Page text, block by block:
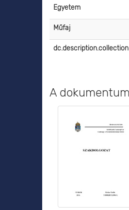
Egyetem
Műfaj
dc.description.collection
A